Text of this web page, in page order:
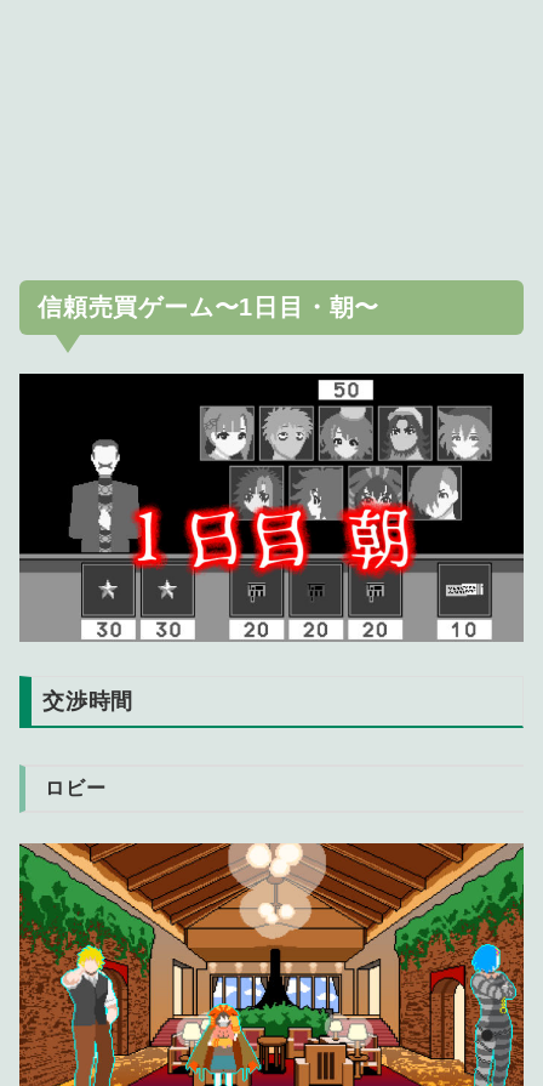
信頼売買ゲーム〜1日目・朝〜
交渉時間
ロビー